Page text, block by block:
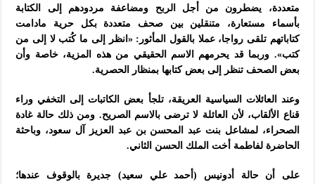
متعددة، يضطرون من أجل الربح ومضاعفة مردودهم إلى الكتابة
بأسماء مستعارة، متنقلين بين صحف متعددة بكل حرية مادامت
كتاباتهم تلقى رواجا، عملا بالقول المأثور: «انظر إلى ما كُتب لا إلى من
كتب». وربما قد يحرمهم الاسم الحقيقي من هذه المزية، خاصة وأن
بعض الصحف تنظر إلى بعض كتابها بمنظار الحصرية.
وعند العائلات السياسية العريقة، تلجأ بعض الكاتبات إلى التخفي وراء
قناع الألقاب، لأن العائلة لا ترضى بالاسم الصريح. ومن ذلك حالة غادة
الصحراء، لمشاعل بنت عبد المحسن بن عبد العزيز آل سعود، وباحثة
الحاضرة لفاطمة أخت الملك الحسن الثاني.
على أن حالة أدونيس (أحمد علي سعيد) جديرة بالوقوف عندها؛